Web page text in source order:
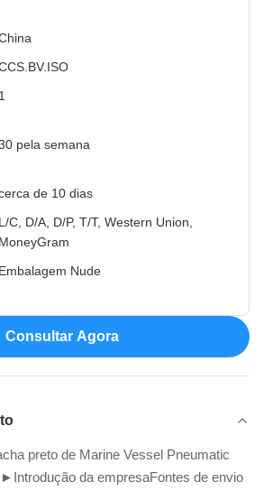
1
pela semana
de 10 dias
L/C, D/A, D/P, T/T, Western Union,
MoneyGram
Embalagem Nude
Consultar Agora
preto de Marine Vessel Pneumatic
da empresaFontes de envio